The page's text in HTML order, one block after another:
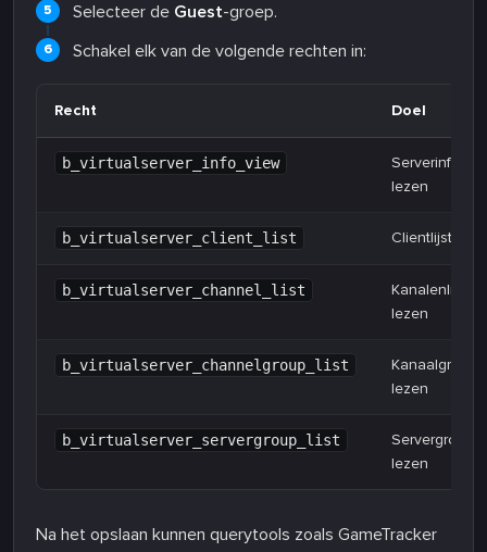
Selecteer de Guest-groep.
Schakel elk van de volgende rechten in:
Recht Doel
b_virtualserver_info_view
Serverinfo
lezen
b_virtualserver_client_list Clientlijst
b_virtualserver_channel_list
Kanalenlijst
lezen
b_virtualserver_channelgroup_list
lezen
b_virtualserver_servergroup_list
lezen
Na het opslaan kunnen querytools zoals GameTracker